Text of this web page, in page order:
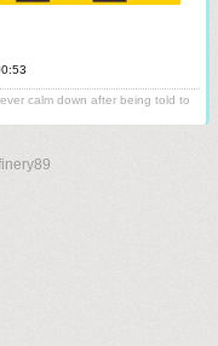
calm down after being told to